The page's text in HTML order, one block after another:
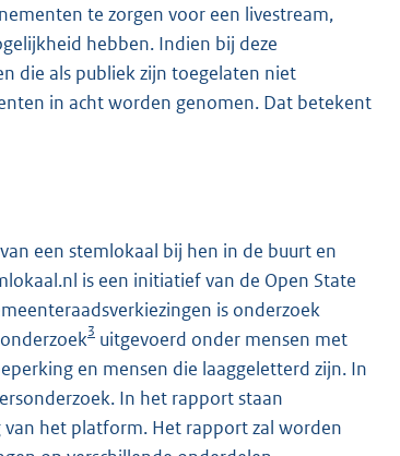
te zorgen voor een livestream,
hebben. Indien bij deze
die als publiek zijn toegelaten niet
in acht worden genomen. Dat betekent
een stemlokaal bij hen in de buurt en
is een initiatief van de Open State
is onderzoek
3 uitgevoerd onder mensen met
en mensen die laaggeletterd zijn. In
In het rapport staan
het platform. Het rapport zal worden